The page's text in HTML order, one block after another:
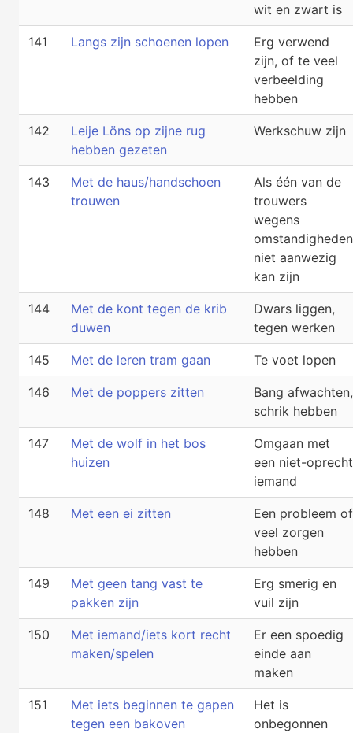
wit en zwart is
141 Langs zijn schoenen lopen
Erg verwend
zijn, of te veel
verbeelding
hebben
142
Leije Löns op zijne rug
hebben gezeten
Werkschuw zijn
143
Met de haus/handschoen
trouwen
Als één van de
trouwers
wegens
omstandigheden
niet aanwezig
kan zijn
144
Met de kont tegen de krib
duwen
Dwars liggen,
tegen werken
145 Met de leren tram gaan Te voet lopen
146 Met de poppers zitten
Bang afwachten,
schrik hebben
147
Met de wolf in het bos
huizen
Omgaan met
een niet-oprecht
iemand
148 Met een ei zitten
Een probleem of
veel zorgen
hebben
149
Met geen tang vast te
pakken zijn
Erg smerig en
vuil zijn
150
Met iemand/iets kort recht
maken/spelen
Er een spoedig
einde aan
maken
151
Met iets beginnen te gapen
tegen een bakoven
Het is
onbegonnen